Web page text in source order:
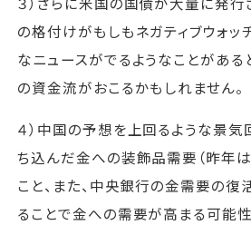
の格付けがもしもネガティブウォッ
なニュースがでるようなことがあ
の資金流がおこるかもしれません。
４）中国の予想を上回るような景気
ち込んだ金への装飾品需要（昨年
こと、また、中央銀行の金需要の
ることで金への需要が高まる可能性